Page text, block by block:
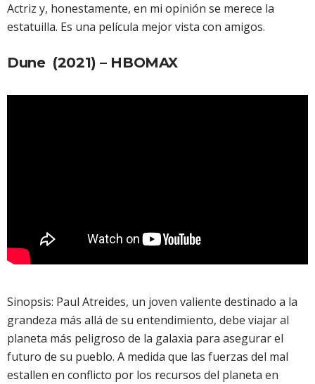
Actriz y, honestamente, en mi opinión se merece la
estatuilla. Es una película mejor vista con amigos.
Dune (2021) – HBOMAX
Sinopsis: Paul Atreides, un joven valiente destinado a la
grandeza más allá de su entendimiento, debe viajar al
planeta más peligroso de la galaxia para asegurar el
futuro de su pueblo. A medida que las fuerzas del mal
estallen en conflicto por los recursos del planeta en